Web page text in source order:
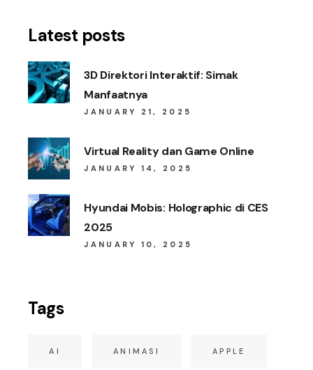
Latest posts
3D Direktori Interaktif: Simak
Manfaatnya
JANUARY 21, 2025
Virtual Reality dan Game Online
JANUARY 14, 2025
Hyundai Mobis: Holographic di CES
2025
JANUARY 10, 2025
Tags
AI ANIMASI APPLE